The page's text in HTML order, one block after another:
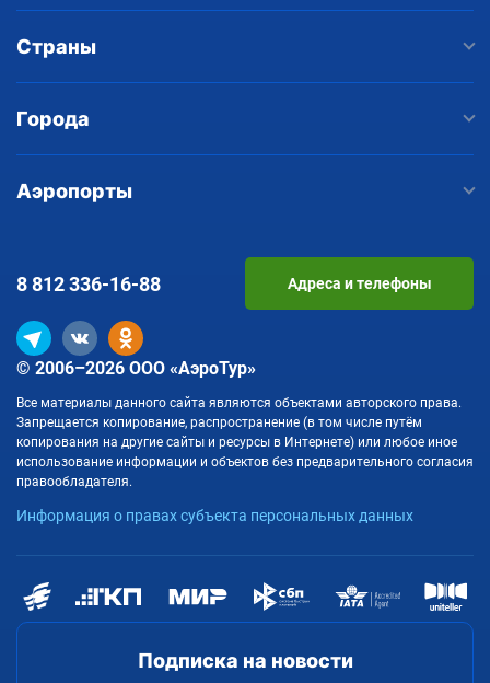
Страны
Города
Аэропорты
Подписка на новости
© 2006–2026 ООО «АэроТур»
Все материалы данного сайта являются объектами авторского права.
Запрещается копирование, распространение (в том числе путём
копирования на другие сайты и ресурсы в Интернете) или любое иное
использование информации и объектов без предварительного согласия
правообладателя.
Информация о правах субъекта персональных данных
8 812336-16-88 Адреса и телефоны